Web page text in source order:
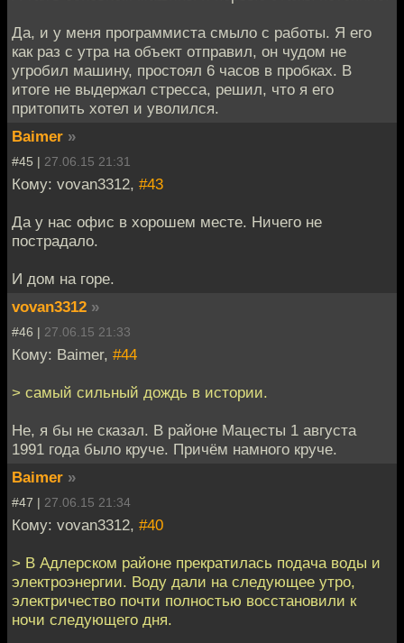
Да, и у меня программиста смыло с работы. Я его
как раз с утра на объект отправил, он чудом не
угробил машину, простоял 6 часов в пробках. В
итоге не выдержал стресса, решил, что я его
притопить хотел и уволился.
Baimer »
#45 | 27.06.15 21:31
Кому: vovan3312, #43
Да у нас офис в хорошем месте. Ничего не
пострадало.
И дом на горе.
vovan3312 »
#46 | 27.06.15 21:33
Кому: Baimer, #44
> самый сильный дождь в истории.
Не, я бы не сказал. В районе Мацесты 1 августа
1991 года было круче. Причём намного круче.
Baimer »
#47 | 27.06.15 21:34
Кому: vovan3312, #40
> В Адлерском районе прекратилась подача воды и
электроэнергии. Воду дали на следующее утро,
электричество почти полностью восстановили к
ночи следующего дня.